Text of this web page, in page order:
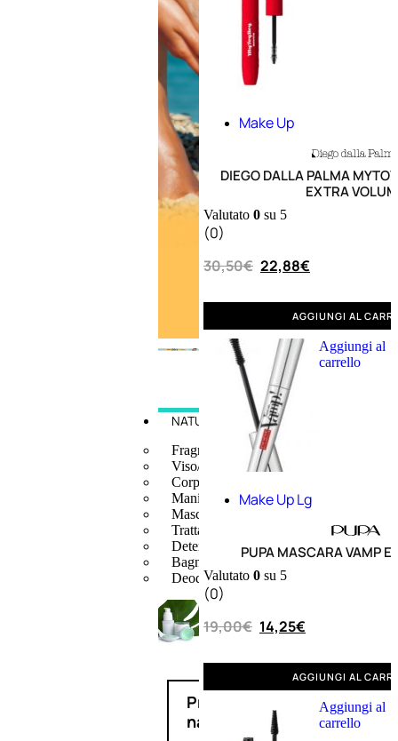
Doposole
NATURALI
Fragranze Nature
Viso/Labbra/Occhi Nature
Corpo
Mani
Maschera Nature
Trattamenti Viso
Detergenza
Bagno Nature
Deodoranti
Profumi
nature
Make Up
DIEGO DALLA PALMA
EXTRA
Valutato 0 su 5
(0)
30,50€ 22,88€
AGGIUNGI AL
Aggiungi al
carrello
Make Up Lg
PUPA MASCARA VAMP
Valutato 0 su 5
(0)
19,00€ 14,25€
AGGIUNGI AL
Aggiungi al
carrello